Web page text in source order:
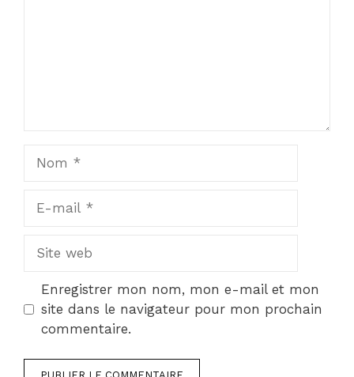
mail
web
Enregistrer mon nom, mon e-mail et mon
site dans le navigateur pour mon prochain
commentaire.